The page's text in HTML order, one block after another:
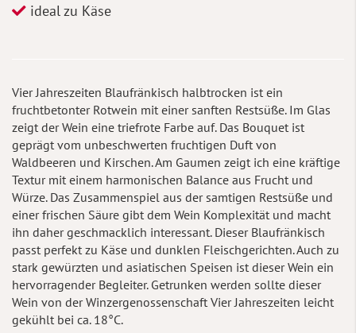
ideal zu Käse
Vier Jahreszeiten Blaufränkisch halbtrocken ist ein
fruchtbetonter Rotwein mit einer sanften Restsüße. Im Glas
zeigt der Wein eine triefrote Farbe auf. Das Bouquet ist
geprägt vom unbeschwerten fruchtigen Duft von
Waldbeeren und Kirschen. Am Gaumen zeigt ich eine kräftige
Textur mit einem harmonischen Balance aus Frucht und
Würze. Das Zusammenspiel aus der samtigen Restsüße und
einer frischen Säure gibt dem Wein Komplexität und macht
ihn daher geschmacklich interessant. Dieser Blaufränkisch
passt perfekt zu Käse und dunklen Fleischgerichten. Auch zu
stark gewürzten und asiatischen Speisen ist dieser Wein ein
hervorragender Begleiter. Getrunken werden sollte dieser
Wein von der Winzergenossenschaft Vier Jahreszeiten leicht
gekühlt bei ca. 18°C.